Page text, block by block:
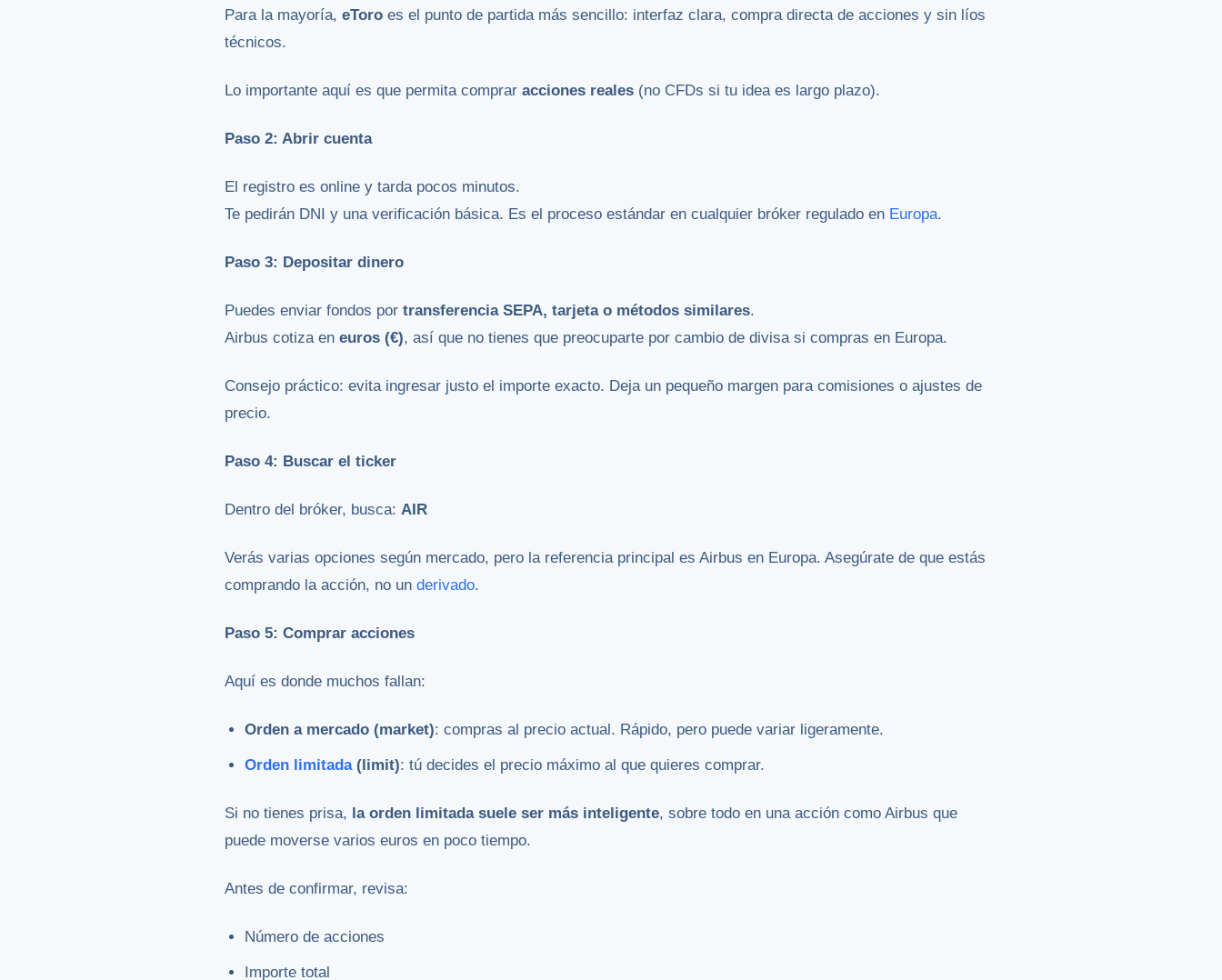
Para la mayoría, eToro es el punto de partida más sencillo: interfaz clara, compra directa de acciones y sin líos
técnicos.
Lo importante aquí es que permita comprar acciones reales (no CFDs si tu idea es largo plazo).
Paso 2: Abrir cuenta
El registro es online y tarda pocos minutos.
Te pedirán DNI y una verificación básica. Es el proceso estándar en cualquier bróker regulado en Europa.
Paso 3: Depositar dinero
Puedes enviar fondos por transferencia SEPA, tarjeta o métodos similares.
Airbus cotiza en euros (€), así que no tienes que preocuparte por cambio de divisa si compras en Europa.
Consejo práctico: evita ingresar justo el importe exacto. Deja un pequeño margen para comisiones o ajustes de
precio.
Paso 4: Buscar el ticker
Dentro del bróker, busca: AIR
Verás varias opciones según mercado, pero la referencia principal es Airbus en Europa. Asegúrate de que estás
comprando la acción, no un derivado.
Paso 5: Comprar acciones
Aquí es donde muchos fallan:
Orden a mercado (market): compras al precio actual. Rápido, pero puede variar ligeramente.
Orden limitada(limit): tú decides el precio máximo al que quieres comprar.
Si no tienes prisa, la orden limitada suele ser más inteligente, sobre todo en una acción como Airbus que
puede moverse varios euros en poco tiempo.
Antes de confirmar, revisa:
Número de acciones
Importe total